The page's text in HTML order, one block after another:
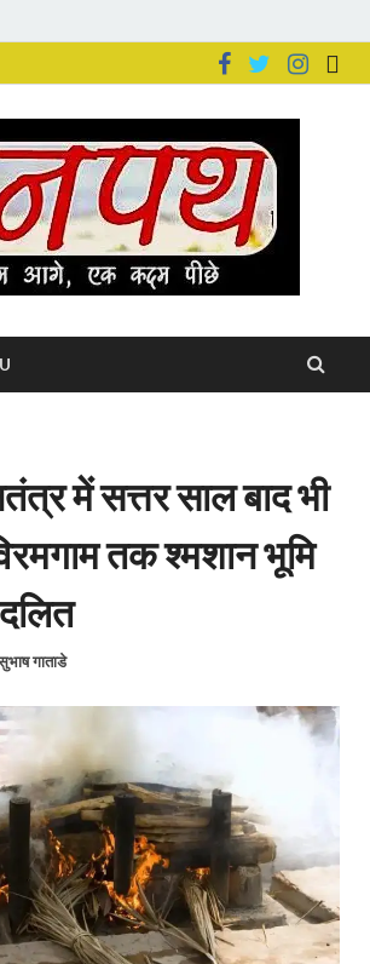
में सत्तर साल बाद भी
तक श्मशान भूमि
गाताडे